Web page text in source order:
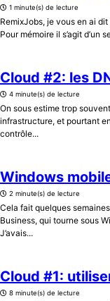
1 minute(s) de lecture
RemixJobs, je vous en ai
Pour mémoire il s’agit
Cloud #2: les
4 minute(s) de lecture
On sous estime trop
infrastructure, et pourtant
contrôle...
Windows
2 minute(s) de lecture
Cela fait quelques
Business, qui tourne sous
J’avais...
Cloud #1:
8 minute(s) de lecture